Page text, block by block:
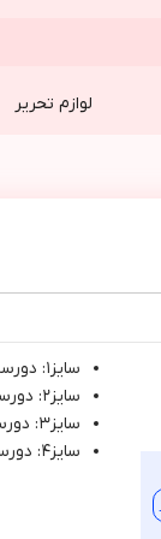
لوازم تحریر
سايز١: دورسينه:٦٨/قد:٤٠
سايز٢: دورسينه:٧٢/قد:٤٢
سايز٣: دورسينه:٧٦/قد:٤٤
سايز٤: دورسينه:٨٠/قد:٤٦